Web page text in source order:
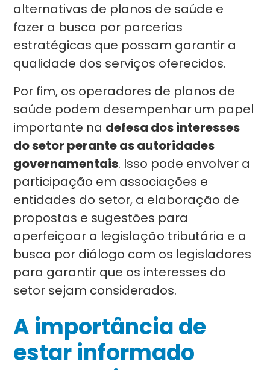
alternativas de planos de saúde e
fazer a busca por parcerias
estratégicas que possam garantir a
qualidade dos serviços oferecidos.
Por fim, os operadores de planos de
saúde podem desempenhar um papel
importante na defesa dos interesses
do setor perante as autoridades
governamentais. Isso pode envolver a
participação em associações e
entidades do setor, a elaboração de
propostas e sugestões para
aperfeiçoar a legislação tributária e a
busca por diálogo com os legisladores
para garantir que os interesses do
setor sejam considerados.
A importância de
estar informado